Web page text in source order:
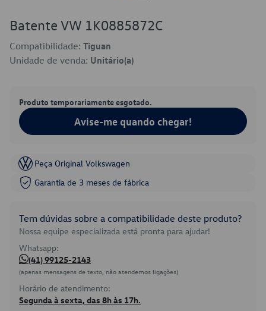
Batente VW 1K0885872C
Compatibilidade: Tiguan
Unidade de venda: Unitário(a)
Produto temporariamente esgotado.
Avise-me quando chegar!
Peça Original Volkswagen
Garantia de 3 meses de fábrica
Tem dúvidas sobre a compatibilidade deste produto?
Nossa equipe especializada está pronta para ajudar!
Whatsapp:
(41) 99125-2143
(apenas mensagens de texto, não atendemos ligações)
Horário de atendimento:
Segunda à sexta, das 8h às 17h.